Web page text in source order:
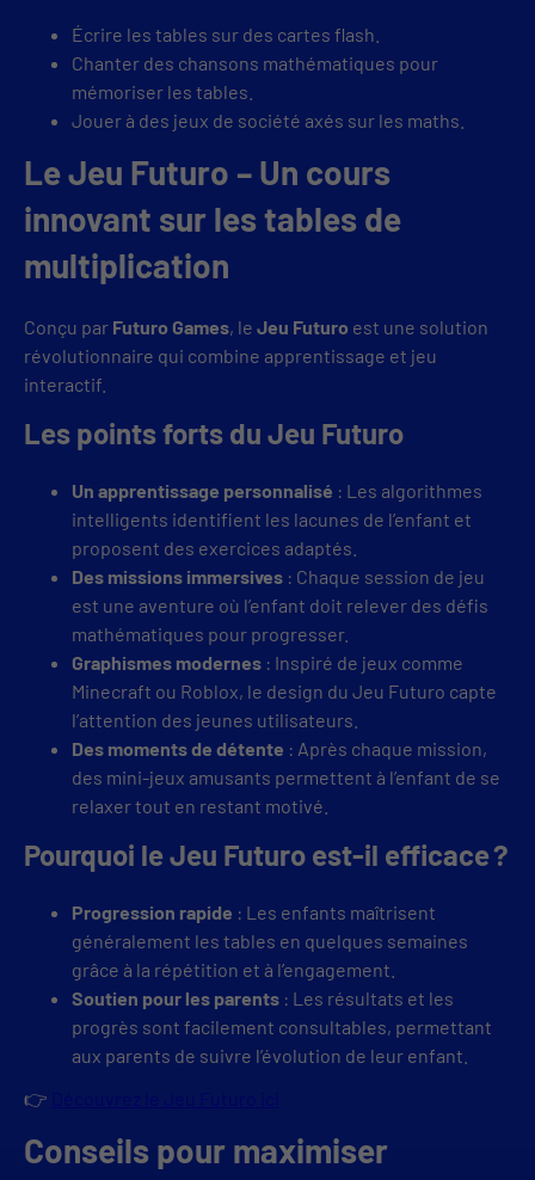
Écrire les tables sur des cartes flash.
Chanter des chansons mathématiques pour
mémoriser les tables.
Jouer à des jeux de société axés sur les maths.
Le Jeu Futuro – Un cours
innovant sur les tables de
multiplication
Conçu par Futuro Games, le Jeu Futuro est une solution
révolutionnaire qui combine apprentissage et jeu
interactif.
Les points forts du Jeu Futuro
Un apprentissage personnalisé : Les algorithmes
intelligents identifient les lacunes de l’enfant et
proposent des exercices adaptés.
Des missions immersives : Chaque session de jeu
est une aventure où l’enfant doit relever des défis
mathématiques pour progresser.
Graphismes modernes : Inspiré de jeux comme
Minecraft ou Roblox, le design du Jeu Futuro capte
l’attention des jeunes utilisateurs.
Des moments de détente : Après chaque mission,
des mini-jeux amusants permettent à l’enfant de se
relaxer tout en restant motivé.
Pourquoi le Jeu Futuro est-il efficace ?
Progression rapide : Les enfants maîtrisent
généralement les tables en quelques semaines
grâce à la répétition et à l’engagement.
Soutien pour les parents : Les résultats et les
progrès sont facilement consultables, permettant
aux parents de suivre l’évolution de leur enfant.
👉
Conseils pour maximiser